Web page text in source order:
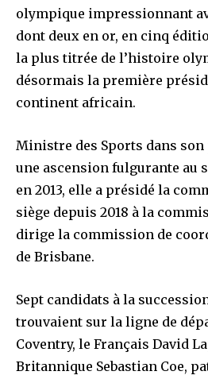
olympique impressionnant
dont deux en or, en cinq
la plus titrée de l’histoire
désormais la première
continent africain.
Ministre des Sports dans son
une ascension fulgurante au
en 2013, elle a présidé la
siège depuis 2018 à la
dirige la commission de
de Brisbane.
Sept candidats à la
trouvaient sur la ligne de
Coventry, le Français David
Britannique Sebastian Coe,